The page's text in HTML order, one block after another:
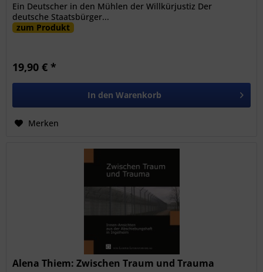
Ein Deutscher in den Mühlen der Willkürjustiz Der
deutsche Staatsbürger...
zum Produkt
19,90 € *
In den Warenkorb
Merken
Alena Thiem: Zwischen Traum und Trauma